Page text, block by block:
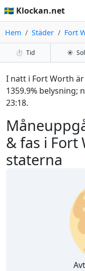
🇸🇪 Klockan.net
Hem Städer Fort
⏱️ Tid ☀️ Sol
& fas i Fort
staterna
I natt i Fort Worth
1359.9% belysning;
23:18.